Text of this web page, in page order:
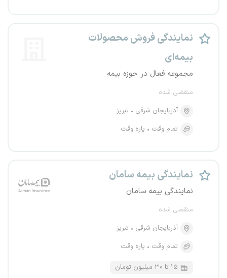
نمایندگی فروش محصولات
بیمه‌ای
مجموعه فعال در حوزه بیمه
منقضی شده
آذربایجان شرقی
تبریز
تمام وقت
پاره وقت
نمایندگی بیمه سامان
نمایندگی بیمه سامان
منقضی شده
آذربایجان شرقی
تبریز
تمام وقت
پاره وقت
۱۵ تا ۳۰ میلیون تومان